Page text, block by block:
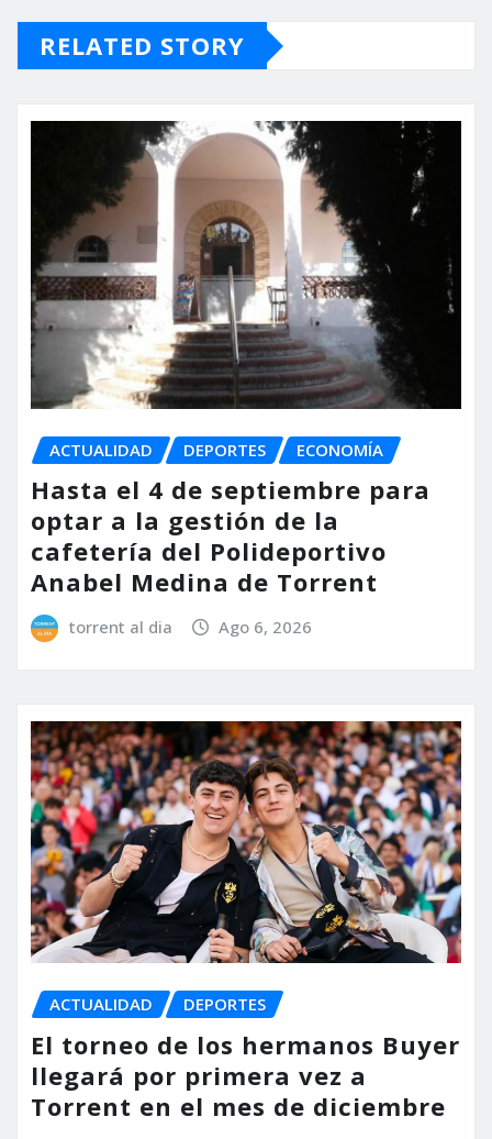
RELATED STORY
ACTUALIDAD DEPORTES ECONOMÍA
Hasta el 4 de septiembre para
optar a la gestión de la
cafetería del Polideportivo
Anabel Medina de Torrent
torrent al dia Ago 6, 2026
ACTUALIDAD DEPORTES
El torneo de los hermanos Buyer
llegará por primera vez a
Torrent en el mes de diciembre